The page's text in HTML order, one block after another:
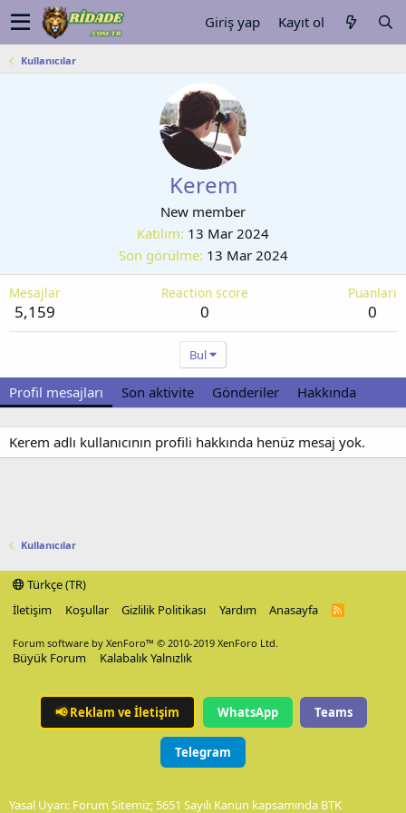
Giriş yap Kayıt ol
Kullanıcılar
Kerem
New member
Katılım 13 Mar 2024
Son görülme 13 Mar 2024
Mesajlar
5,159
Reaction score
0
Puanları
0
Bul
Profil mesajları Son aktivite Gönderiler Hakkında
Kerem adlı kullanıcının profili hakkında henüz mesaj yok.
Kullanıcılar
Türkçe (TR)
İletişim
Koşullar Gizlilik Politikası Yardım Anasayfa
R
Forum software by XenForo™ © 2010-2019 XenForo Ltd.
Büyük Forum Kalabalık Yalnızlık
📢Reklam ve İletişim WhatsApp Teams
Telegram
Yasal Uyarı: Forum Sitemiz; 5651 Sayılı Kanun kapsamında BTK